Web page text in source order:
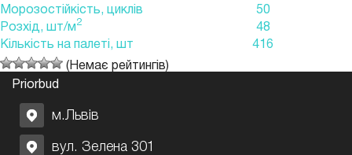
Морозостійкість, циклів
50
Розхід, шт/м2
48
Кількість на палеті, шт
416
(Немає рейтингів)
Priorbud
м.Львів
вул. Зелена 301